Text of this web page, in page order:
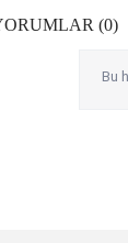
(0)
Bu